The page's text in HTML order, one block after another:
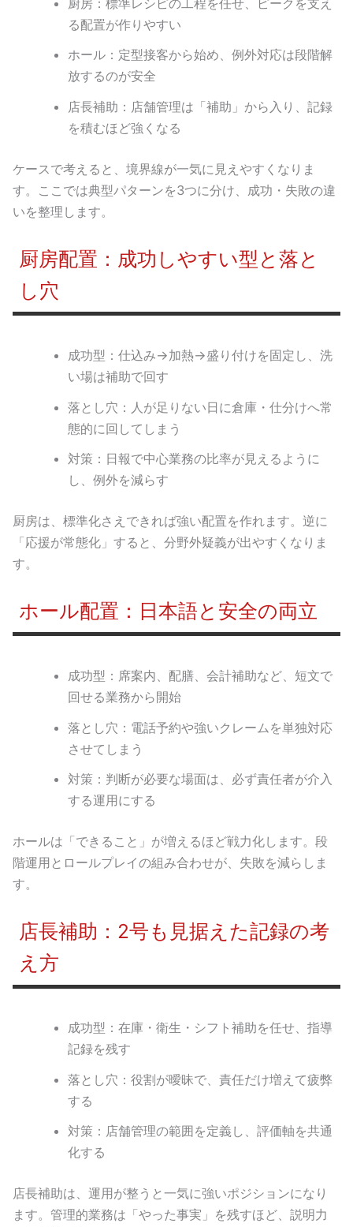
る配置が作りやすい
ホール：定型接客から始め、例外対応は段階解
放するのが安全
店長補助：店舗管理は「補助」から入り、記録
を積むほど強くなる
ケースで考えると、境界線が一気に見えやすくなりま
す。ここでは典型パターンを3つに分け、成功・失敗の違
いを整理します。
厨房配置：成功しやすい型と落と
し穴
成功型：仕込み→加熱→盛り付けを固定し、洗
い場は補助で回す
落とし穴：人が足りない日に倉庫・仕分けへ常
態的に回してしまう
対策：日報で中心業務の比率が見えるように
し、例外を減らす
厨房は、標準化さえできれば強い配置を作れます。逆に
「応援が常態化」すると、分野外疑義が出やすくなりま
す。
ホール配置：日本語と安全の両立
成功型：席案内、配膳、会計補助など、短文で
回せる業務から開始
落とし穴：電話予約や強いクレームを単独対応
させてしまう
対策：判断が必要な場面は、必ず責任者が介入
する運用にする
ホールは「できること」が増えるほど戦力化します。段
階運用とロールプレイの組み合わせが、失敗を減らしま
す。
店長補助：2号も見据えた記録の考
え方
成功型：在庫・衛生・シフト補助を任せ、指導
記録を残す
落とし穴：役割が曖昧で、責任だけ増えて疲弊
する
対策：店舗管理の範囲を定義し、評価軸を共通
化する
店長補助は、運用が整うと一気に強いポジションになり
ます。管理的業務は「やった事実」を残すほど、説明力